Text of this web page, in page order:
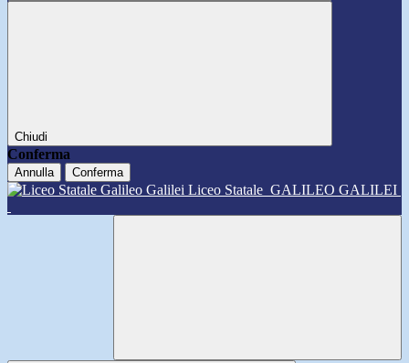
Chiudi
Conferma
Annulla Conferma
Liceo Statale GALILEO GALILEI